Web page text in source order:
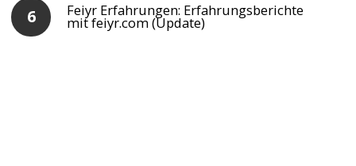
Feiyr Erfahrungen: Erfahrungsberichte
mit feiyr.com (Update)